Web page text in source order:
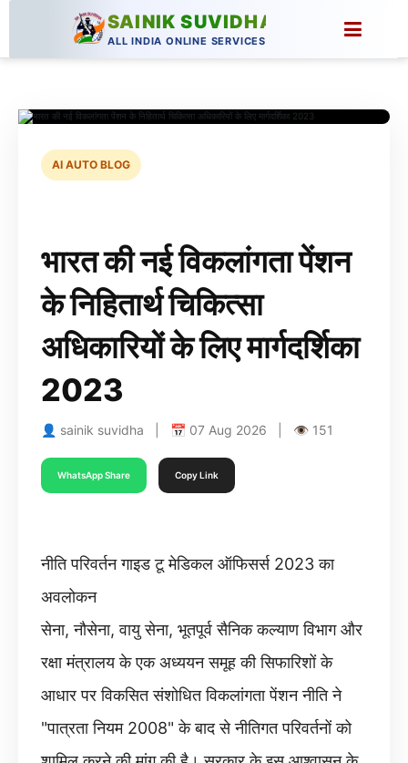
SAINIK SUVIDHA
ALL INDIA ONLINE SERVICES
AI AUTO BLOG
भारत की नई विकलांगता पेंशन
के निहितार्थ चिकित्सा
अधिकारियों के लिए मार्गदर्शिका
2023
👤 sainik suvidha | 📅 07 Aug 2026 | 👁 151
WhatsApp Share Copy Link
नीति परिवर्तन गाइड टू मेडिकल ऑफिसर्स 2023 का
अवलोकन
सेना, नौसेना, वायु सेना, भूतपूर्व सैनिक कल्याण विभाग और
रक्षा मंत्रालय के एक अध्ययन समूह की सिफारिशों के
आधार पर विकसित संशोधित विकलांगता पेंशन नीति ने
"पात्रता नियम 2008" के बाद से नीतिगत परिवर्तनों को